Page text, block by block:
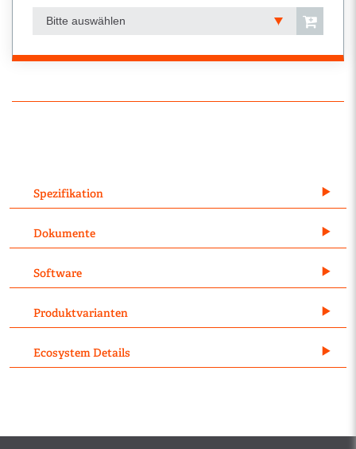
Bitte auswählen
Spezifikation
Dokumente
Software
Produktvarianten
Ecosystem Details